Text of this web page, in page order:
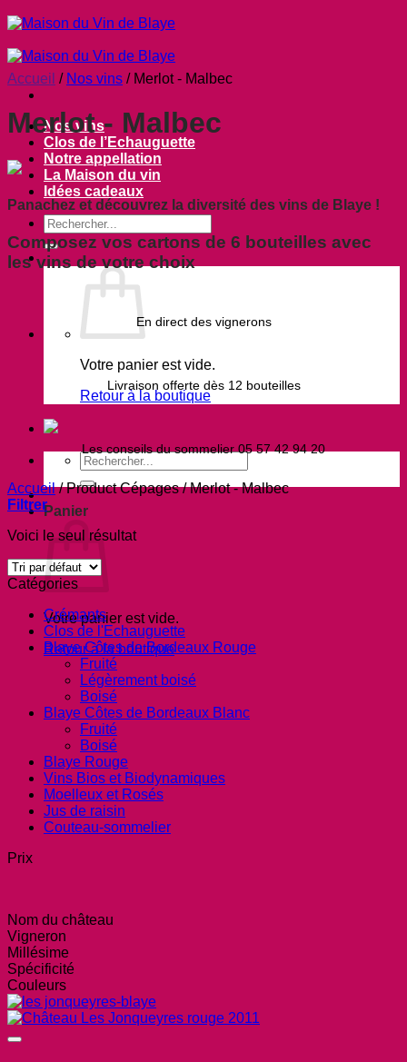
Passer
au
contenu
Nos vins
Clos de l’Echauguette
Notre appellation
La Maison du vin
Idées cadeaux
Votre panier est vide.
Retour à la boutique
Recherche
pour :
Panier
Votre panier est vide.
Retour à la boutique
Accueil / Nos vins / Merlot - Malbec
Merlot - Malbec
Panachez et découvrez la diversité des vins de Blaye !
Composez vos cartons de 6 bouteilles avec
les vins de votre choix
En direct des vignerons
Livraison offerte dès 12 bouteilles
Les conseils du sommelier 05 57 42 94 20
Accueil /Product Cépages/Merlot - Malbec
Filtrer
Voici le seul résultat
Catégories
Crémants
Clos de l'Echauguette
Blaye Côtes de Bordeaux Rouge
Fruité
Légèrement boisé
Boisé
Blaye Côtes de Bordeaux Blanc
Fruité
Boisé
Blaye Rouge
Vins Bios et Biodynamiques
Moelleux et Rosés
Jus de raisin
Couteau-sommelier
Prix
Nom du château
Vigneron
Millésime
Spécificité
Couleurs